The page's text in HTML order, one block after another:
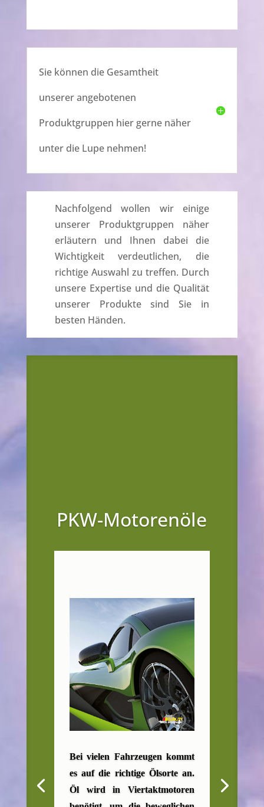
Sie können die Gesamtheit
unserer angebotenen
Produktgruppen hier gerne näher
unter die Lupe nehmen!
Nachfolgend wollen wir einige
unserer Produktgruppen näher
erläutern und Ihnen dabei die
Wichtigkeit verdeutlichen, die
richtige Auswahl zu treffen. Durch
unsere Expertise und die Qualität
unserer Produkte sind Sie in
besten Händen.
PKW-Motorenöle
Bei vielen Fahrzeugen kommt
es auf die richtige Ölsorte an.
Öl wird in Viertaktmotoren
benötigt, um die beweglichen